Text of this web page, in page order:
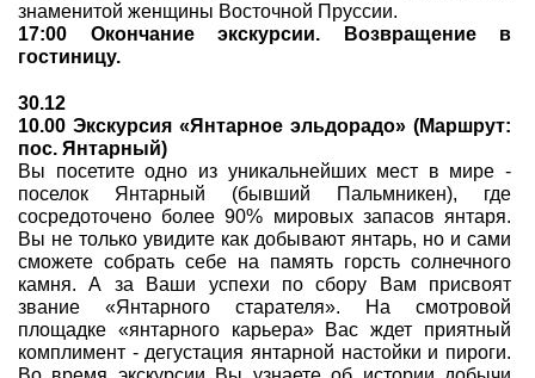
знаменитой женщины Восточной Пруссии.
17:00 Окончание экскурсии. Возвращение в
гостиницу.
30.12
10.00 Экскурсия «Янтарное эльдорадо» (Маршрут:
пос. Янтарный)
Вы посетите одно из уникальнейших мест в мире -
поселок Янтарный (бывший Пальмникен), где
сосредоточено более 90% мировых запасов янтаря.
Вы не только увидите как добывают янтарь, но и сами
сможете собрать себе на память горсть солнечного
камня. А за Ваши успехи по сбору Вам присвоят
звание «Янтарного старателя». На смотровой
площадке «янтарного карьера» Вас ждет приятный
комплимент - дегустация янтарной настойки и пироги.